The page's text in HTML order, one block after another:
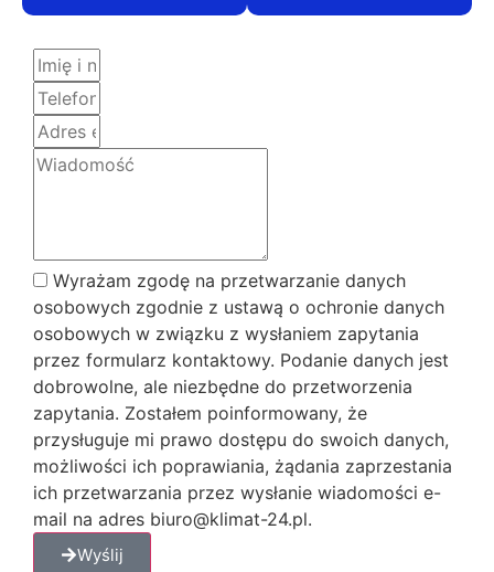
Wyrażam zgodę na przetwarzanie danych
osobowych zgodnie z ustawą o ochronie danych
osobowych w związku z wysłaniem zapytania
przez formularz kontaktowy. Podanie danych jest
dobrowolne, ale niezbędne do przetworzenia
zapytania. Zostałem poinformowany, że
przysługuje mi prawo dostępu do swoich danych,
możliwości ich poprawiania, żądania zaprzestania
ich przetwarzania przez wysłanie wiadomości e-
mail na adres biuro@klimat-24.pl.
Wyślij